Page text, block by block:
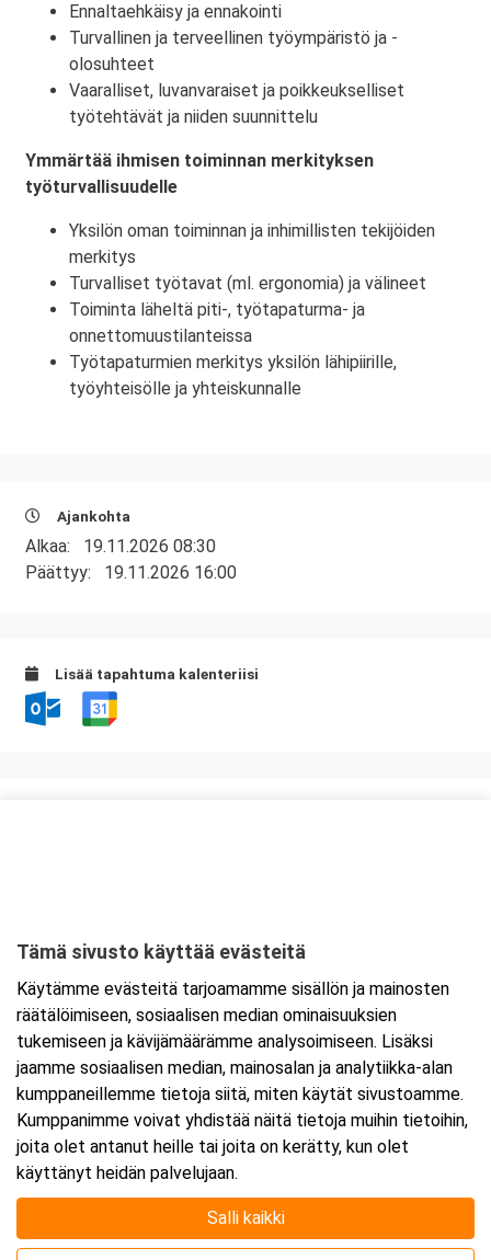
Ennaltaehkäisy ja ennakointi
Turvallinen ja terveellinen työympäristö ja -
olosuhteet
Vaaralliset, luvanvaraiset ja poikkeukselliset
työtehtävät ja niiden suunnittelu
Ymmärtää ihmisen toiminnan merkityksen
työturvallisuudelle
Yksilön oman toiminnan ja inhimillisten tekijöiden
merkitys
Turvalliset työtavat (ml. ergonomia) ja välineet
Toiminta läheltä piti-, työtapaturma- ja
onnettomuustilanteissa
Työtapaturmien merkitys yksilön lähipiirille,
työyhteisölle ja yhteiskunnalle
Ajankohta
Alkaa: 19.11.2026 08:30
Päättyy: 19.11.2026 16:00
Lisää tapahtuma kalenteriisi
Tarkempi kartta ja ajo-ohjeet
Tämä sivusto käyttää evästeitä
Käytämme evästeitä tarjoamamme sisällön ja mainosten
räätälöimiseen, sosiaalisen median ominaisuuksien
tukemiseen ja kävijämäärämme analysoimiseen. Lisäksi
jaamme sosiaalisen median, mainosalan ja analytiikka-alan
kumppaneillemme tietoja siitä, miten käytät sivustoamme.
Kumppanimme voivat yhdistää näitä tietoja muihin tietoihin,
joita olet antanut heille tai joita on kerätty, kun olet
käyttänyt heidän palvelujaan.
Salli kaikki